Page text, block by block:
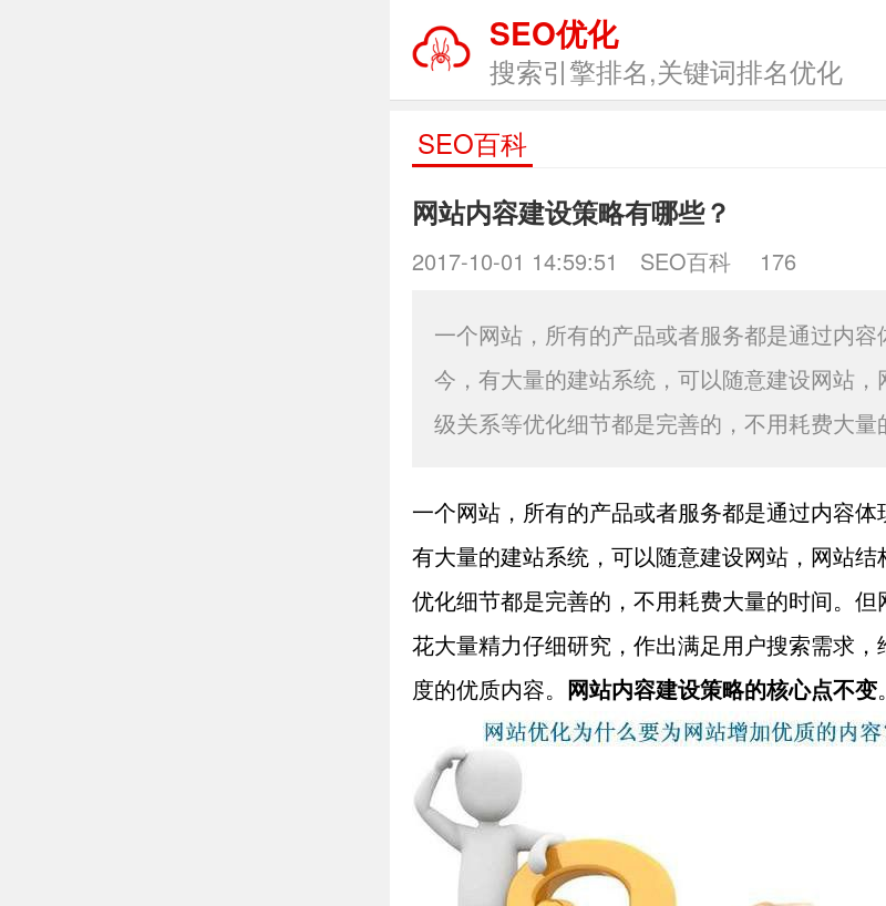
SEO优化
搜索引擎排名,关键词排名优化
SEO百科
网站内容建设策略有哪些？
2017-10-01 14:59:51 SEO百科 176
一个网站，所有的产品或者服务都是通过内容
今，有大量的建站系统，可以随意建设网站，
级关系等优化细节都是完善的，不用耗费大量
一个网站，所有的产品或者服务都是通过内容体
有大量的建站系统，可以随意建设网站，网站
优化细节都是完善的，不用耗费大量的时间。
花大量精力仔细研究，作出满足用户搜索需求
度的优质内容。 网站内容建设策略的核心点不变。